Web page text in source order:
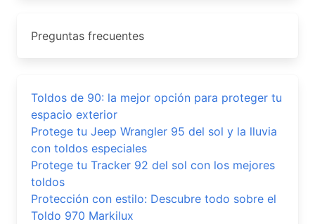
Preguntas frecuentes
Toldos de 90: la mejor opción para proteger tu
espacio exterior
Protege tu Jeep Wrangler 95 del sol y la lluvia
con toldos especiales
Protege tu Tracker 92 del sol con los mejores
toldos
Protección con estilo: Descubre todo sobre el
Toldo 970 Markilux